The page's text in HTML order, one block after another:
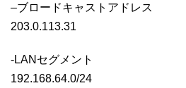
–ブロードキャストアドレス
203.0.113.31
-LANセグメント
192.168.64.0/24